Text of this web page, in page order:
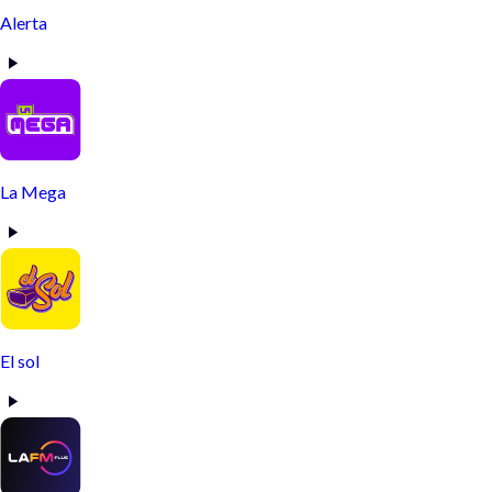
Alerta
La Mega
El sol